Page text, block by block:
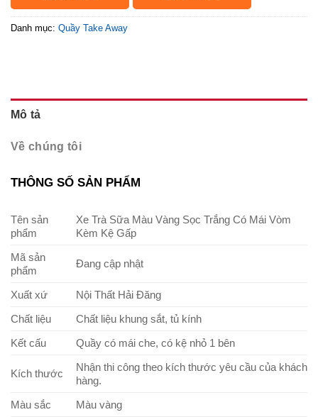
Danh mục: Quầy Take Away
Mô tả
Về chúng tôi
THÔNG SỐ SẢN PHẨM
Tên sản
phẩm
Xe Trà Sữa Màu Vàng Sọc Trắng Có Mái Vòm
Kèm Kệ Gấp
Mã sản
phẩm
Đang cập nhật
Xuất xứ
Nội Thất Hải Đăng
Chất liệu
Chất liệu khung sắt, tủ kính
Kết cấu
Quầy có mái che, có kệ nhỏ 1 bên
Kích thước
Nhận thi công theo kích thước yêu cầu của khách
hàng.
Màu sắc
Màu vàng